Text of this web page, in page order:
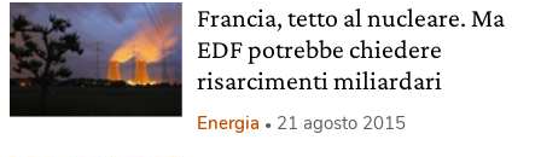
Francia, tetto al nucleare. Ma
EDF potrebbe chiedere
risarcimenti miliardari
Energia 21 agosto 2015